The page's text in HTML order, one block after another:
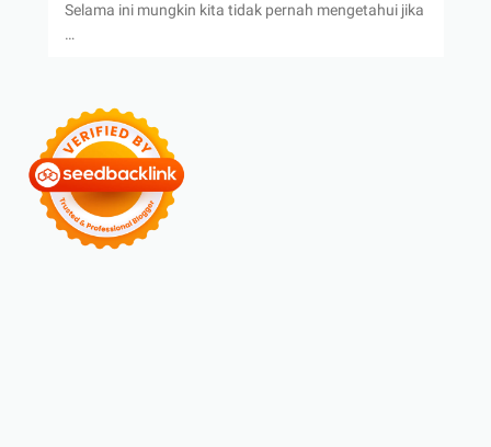
Selama ini mungkin kita tidak pernah mengetahui jika
…